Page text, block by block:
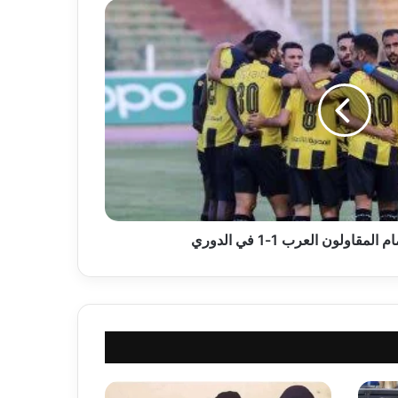
العرب 1-1 في الدوري